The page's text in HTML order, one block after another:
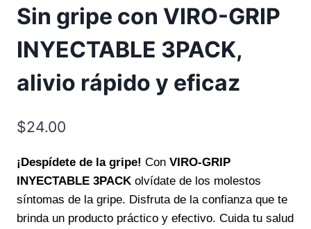
Sin gripe con VIRO-GRIP
INYECTABLE 3PACK,
alivio rápido y eficaz
$24.00
¡Despídete de la gripe! Con VIRO-GRIP
INYECTABLE 3PACK olvídate de los molestos
síntomas de la gripe. Disfruta de la confianza que te
brinda un producto práctico y efectivo. Cuida tu salud